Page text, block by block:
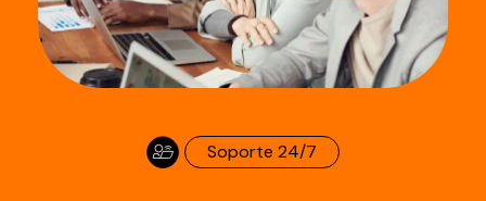
Soporte 24/7